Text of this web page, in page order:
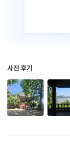
사진 후기